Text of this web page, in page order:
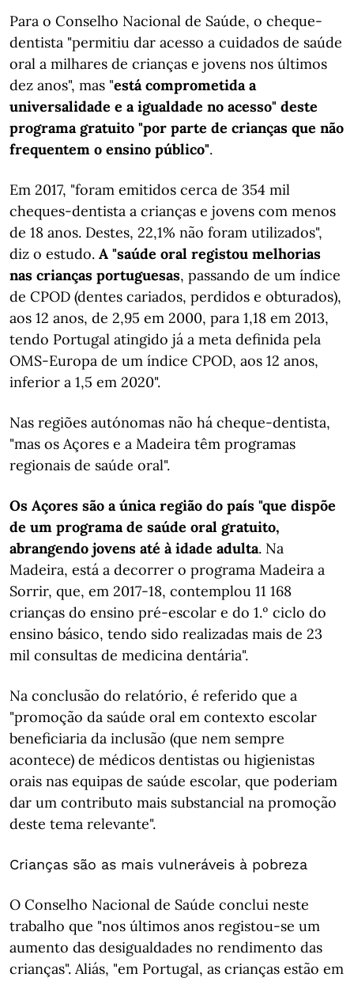
Para o Conselho Nacional de Saúde, o cheque-
dentista "permitiu dar acesso a cuidados de saúde
oral a milhares de crianças e jovens nos últimos
dez anos", mas "está comprometida a
universalidade e a igualdade no acesso" deste
programa gratuito "por parte de crianças que não
frequentem o ensino público".
Em 2017, "foram emitidos cerca de 354 mil
cheques-dentista a crianças e jovens com menos
de 18 anos. Destes, 22,1% não foram utilizados",
diz o estudo. A "saúde oral registou melhorias
nas crianças portuguesas, passando de um índice
de CPOD (dentes cariados, perdidos e obturados),
aos 12 anos, de 2,95 em 2000, para 1,18 em 2013,
tendo Portugal atingido já a meta definida pela
OMS-Europa de um índice CPOD, aos 12 anos,
inferior a 1,5 em 2020".
Nas regiões autónomas não há cheque-dentista,
"mas os Açores e a Madeira têm programas
regionais de saúde oral".
Os Açores são a única região do país "que dispõe
de um programa de saúde oral gratuito,
abrangendo jovens até à idade adulta. Na
Madeira, está a decorrer o programa Madeira a
Sorrir, que, em 2017-18, contemplou 11 168
crianças do ensino pré-escolar e do 1.º ciclo do
ensino básico, tendo sido realizadas mais de 23
mil consultas de medicina dentária".
Na conclusão do relatório, é referido que a
"promoção da saúde oral em contexto escolar
beneficiaria da inclusão (que nem sempre
acontece) de médicos dentistas ou higienistas
orais nas equipas de saúde escolar, que poderiam
dar um contributo mais substancial na promoção
deste tema relevante".
Crianças são as mais vulneráveis à pobreza
O Conselho Nacional de Saúde conclui neste
trabalho que "nos últimos anos registou-se um
aumento das desigualdades no rendimento das
crianças". Aliás, "em Portugal, as crianças estão em